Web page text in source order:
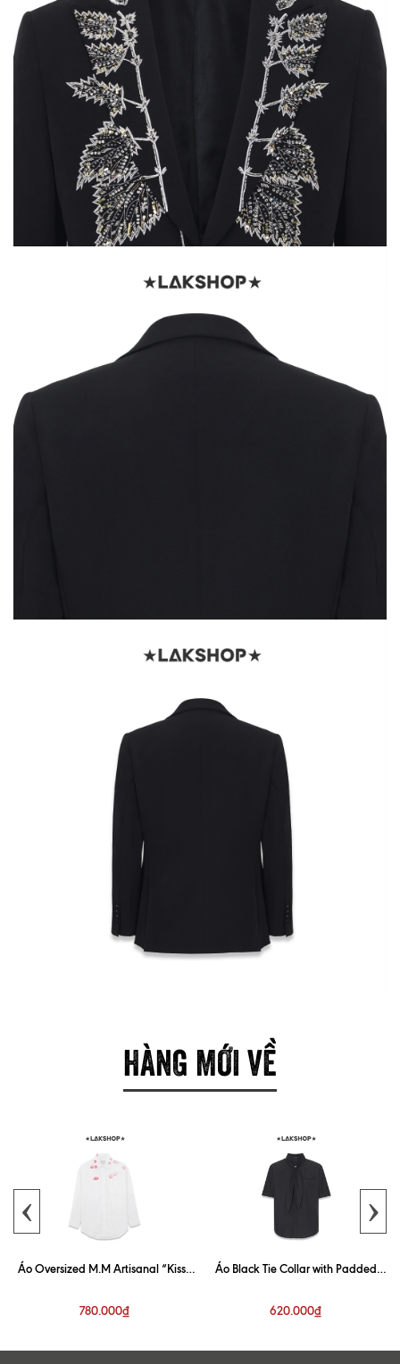
HÀNG MỚI VỀ
Áo Oversized M.M Artisanal “Kiss”
780.000₫
Áo Black Tie Collar with Padded
620.000₫
‹ ›